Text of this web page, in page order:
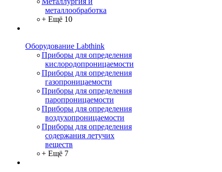
металлообработка
+ Ещё 10
Оборудование Labthink
Приборы для определения
кислородопроницаемости
Приборы для определения
газопроницаемости
Приборы для определения
паропроницаемости
Приборы для определения
воздухопроницаемости
Приборы для определения
содержания летучих
веществ
+ Ещё 7